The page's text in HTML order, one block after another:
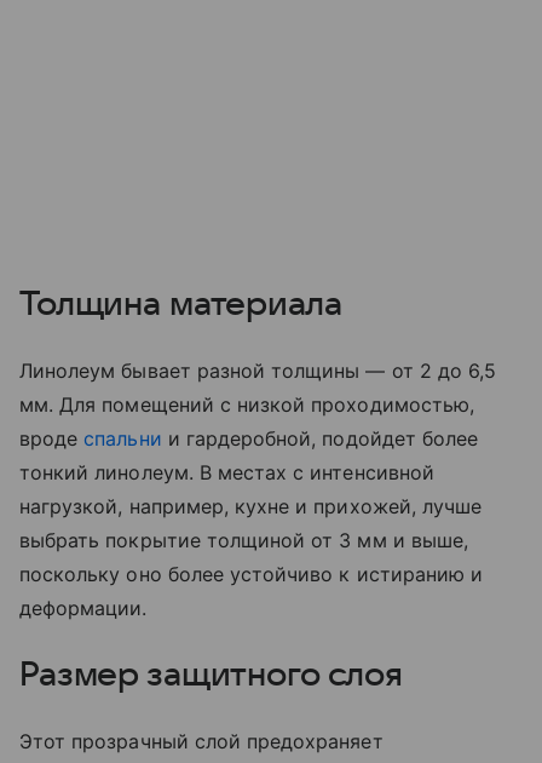
Толщина материала
Линолеум бывает разной толщины — от 2 до 6,5
мм. Для помещений с низкой проходимостью,
вроде спальни и гардеробной, подойдет более
тонкий линолеум. В местах с интенсивной
нагрузкой, например, кухне и прихожей, лучше
выбрать покрытие толщиной от 3 мм и выше,
поскольку оно более устойчиво к истиранию и
деформации.
Размер защитного слоя
Этот прозрачный слой предохраняет